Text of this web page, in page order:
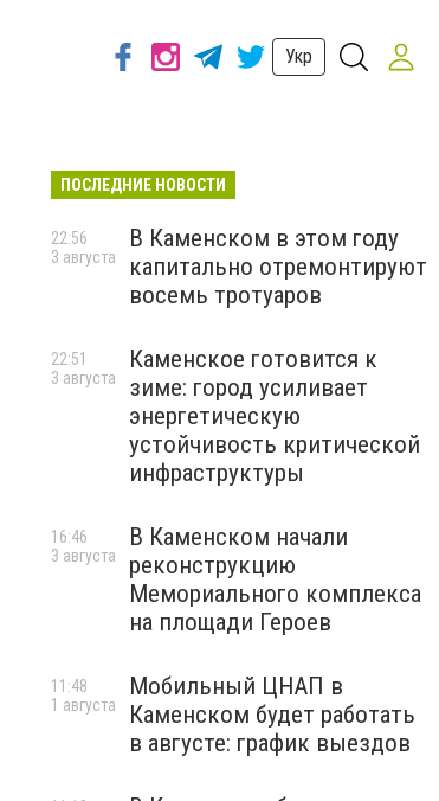
Укр
ПОСЛЕДНИЕ НОВОСТИ
В Каменском в этом году
капитально отремонтируют
восемь тротуаров
22:56
3 августа
Каменское готовится к
зиме: город усиливает
энергетическую
устойчивость критической
инфраструктуры
22:51
3 августа
В Каменском начали
реконструкцию
Мемориального комплекса
на площади Героев
16:46
3 августа
Мобильный ЦНАП в
Каменском будет работать
в августе: график выездов
11:48
1 августа